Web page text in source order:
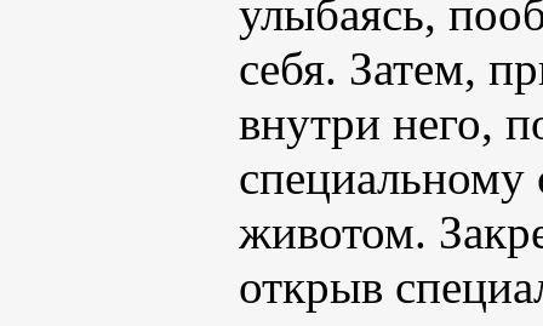
улыбаясь,
себя. Затем,
внутри него,
специальному
животом.
открыв